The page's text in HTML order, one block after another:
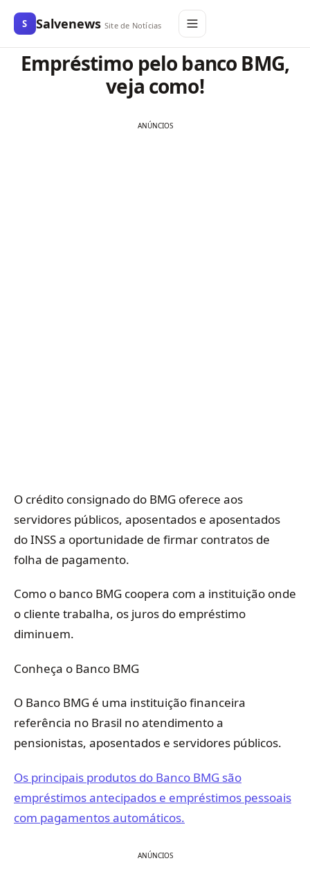
S Salvenews Site de Notícias
Empréstimo pelo banco BMG,
veja como!
ANÚNCIOS
O crédito consignado do BMG oferece aos
servidores públicos, aposentados e aposentados
do INSS a oportunidade de firmar contratos de
folha de pagamento.
Como o banco BMG coopera com a instituição onde
o cliente trabalha, os juros do empréstimo
diminuem.
Conheça o Banco BMG
O Banco BMG é uma instituição financeira
referência no Brasil no atendimento a
pensionistas, aposentados e servidores públicos.
Os principais produtos do Banco BMG são
empréstimos antecipados e empréstimos pessoais
com pagamentos automáticos.
ANÚNCIOS